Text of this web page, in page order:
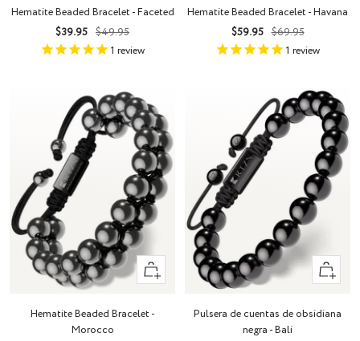
Hematite Beaded Bracelet - Faceted
Precio
de
$39.95 Precio
normal
$49.95
1 review
Hematite Beaded Bracelet - Havana
Precio
de
$59.95 Precio
normal
$69.95
1 review
+
Añadir
Hematite Beaded Bracelet -
Morocco
+
Añadir
Pulsera de cuentas de obsidiana
negra - Bali